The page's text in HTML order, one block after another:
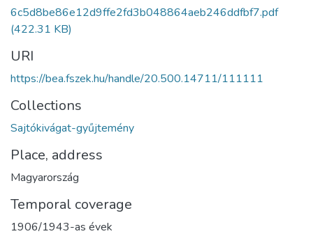
6c5d8be86e12d9ffe2fd3b048864aeb246ddfbf7.pdf
(422.31 KB)
URI
https://bea.fszek.hu/handle/20.500.14711/111111
Collections
Sajtókivágat-gyűjtemény
Place, address
Magyarország
Temporal coverage
1906/1943-as évek